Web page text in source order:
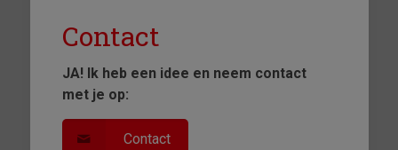
Contact
JA! Ik heb een idee en neem contact
met je op:
Contact